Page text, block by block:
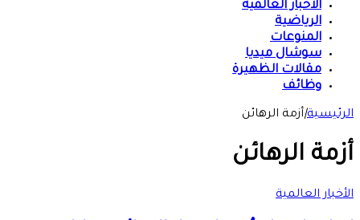
الأخبار العالمية
الرياضية
المنوعات
سوشال ميديا
مقالات الظهيرة
وظائف
الرئيسية|أزمة الرهائن
أزمة الرهائن
الأخبار العالمية